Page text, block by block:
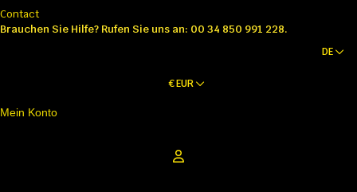
Contact
Brauchen Sie Hilfe? Rufen Sie uns an: 00 34 850 991 228.
DE
€ EUR
Mein Konto